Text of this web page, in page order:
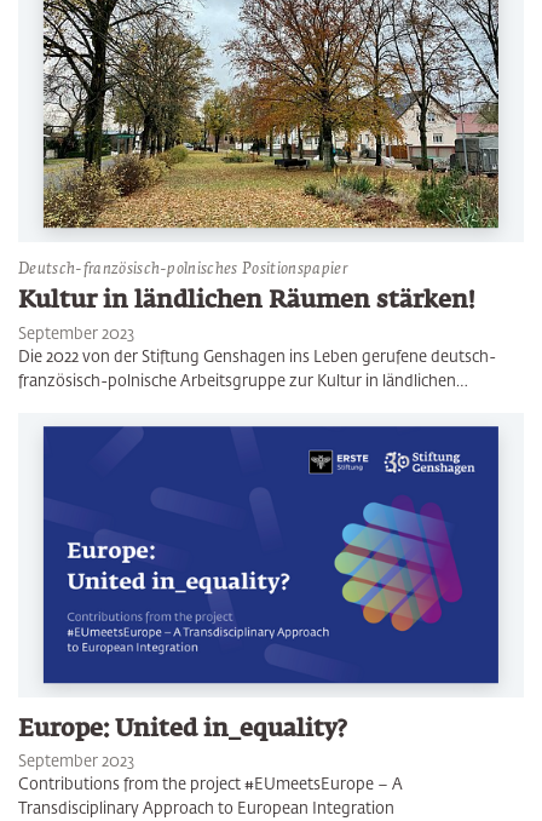
Deutsch-französisch-polnisches Positionspapier
Kultur in ländlichen Räumen stärken!
September 2023
Die 2022 von der Stiftung Genshagen ins Leben gerufene deutsch-
französisch-polnische Arbeitsgruppe zur Kultur in ländlichen…
Europe: United in_equality?
September 2023
Contributions from the project #EUmeetsEurope – A
Transdisciplinary Approach to European Integration